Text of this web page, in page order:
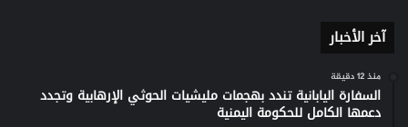
آخر الأخبار
منذ 12 دقيقة
السفارة اليابانية تندد بهجمات مليشيات الحوثي الإرهابية وتجدد
دعمها الكامل للحكومة اليمنية